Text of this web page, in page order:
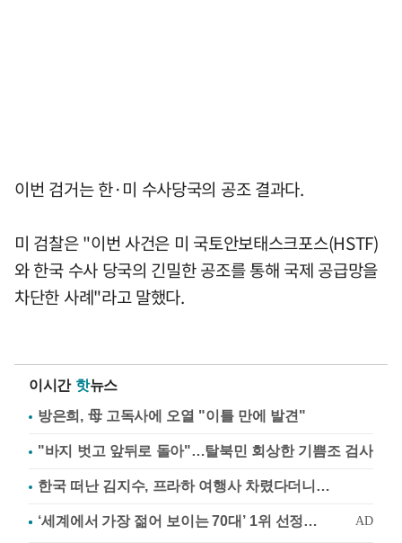
이번 검거는 한·미 수사당국의 공조 결과다.
미 검찰은 "이번 사건은 미 국토안보태스크포스(HSTF)
와 한국 수사 당국의 긴밀한 공조를 통해 국제 공급망을
차단한 사례"라고 말했다.
이시간 핫뉴스
방은희, 母 고독사에 오열 "이틀 만에 발견"
"바지 벗고 앞뒤로 돌아"…탈북민 회상한 기쁨조 검사
한국 떠난 김지수, 프라하 여행사 차렸다더니…